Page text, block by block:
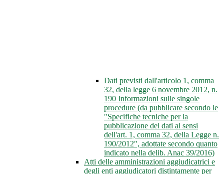
Dati previsti dall'articolo 1, comma
32, della legge 6 novembre 2012, n.
190 Informazioni sulle singole
procedure (da pubblicare secondo le
"Specifiche tecniche per la
pubblicazione dei dati ai sensi
dell'art. 1, comma 32, della Legge n.
190/2012", adottate secondo quanto
indicato nella delib. Anac 39/2016)
Atti delle amministrazioni aggiudicatrici e
degli enti aggiudicatori distintamente per